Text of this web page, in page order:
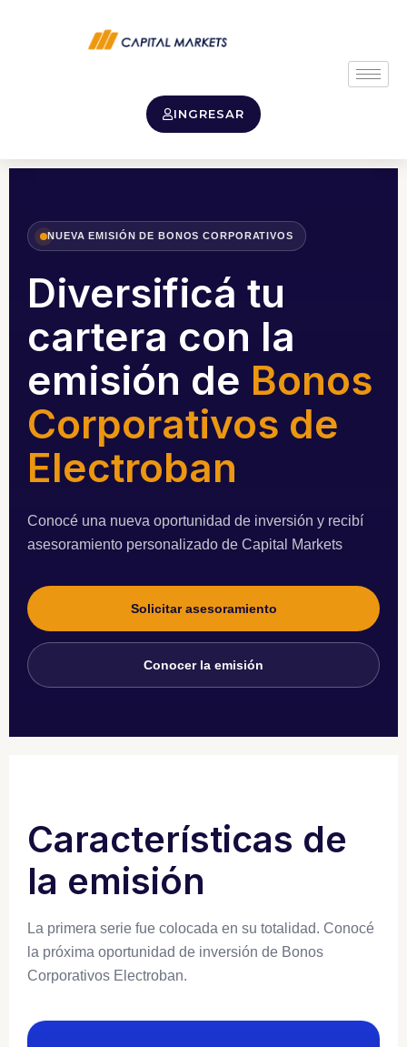
INGRESAR
NUEVA EMISIÓN DE BONOS CORPORATIVOS
Diversificá tu
cartera con la
emisión de Bonos
Corporativos de
Electroban
Conocé una nueva oportunidad de inversión y recibí
asesoramiento personalizado de Capital Markets
Solicitar asesoramiento
Conocer la emisión
Características de
la emisión
La primera serie fue colocada en su totalidad. Conocé
la próxima oportunidad de inversión de Bonos
Corporativos Electroban.